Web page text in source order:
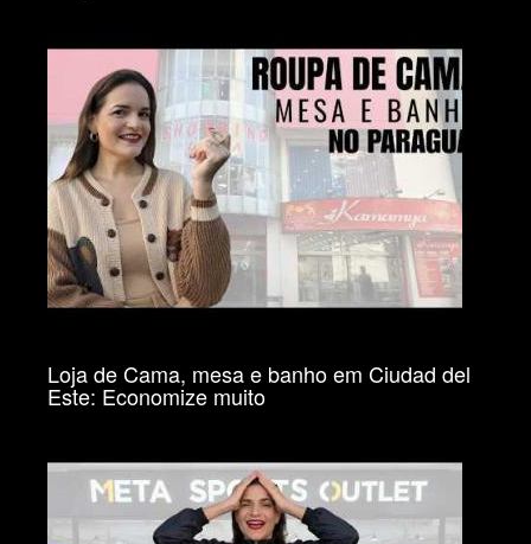
Loja de Cama, mesa e banho em Ciudad del
Este: Economize muito